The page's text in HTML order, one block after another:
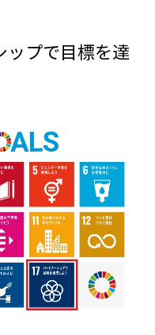
ップで目標を達